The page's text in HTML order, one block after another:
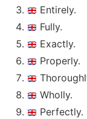
Entirely.
Fully.
Exactly.
Properly.
Wholly.
Perfectly.